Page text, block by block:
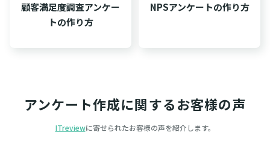
顧客満足度調査アンケー
トの作り方
NPSアンケートの作り方
アンケート作成に関するお客様の声
ITreviewに寄せられたお客様の声を紹介します。